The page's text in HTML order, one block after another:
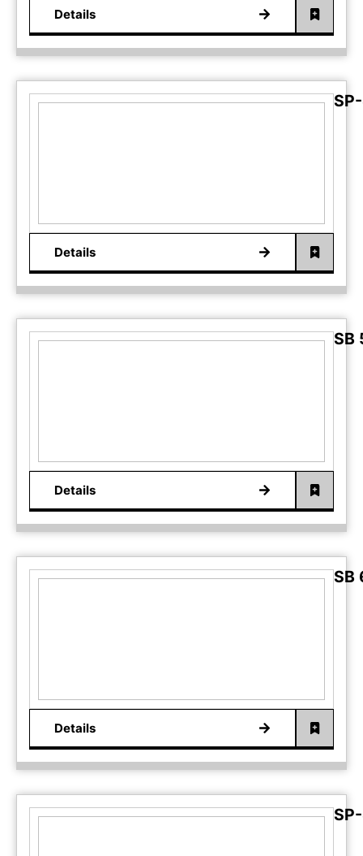
Details
Details
SB
Details
SB
Details